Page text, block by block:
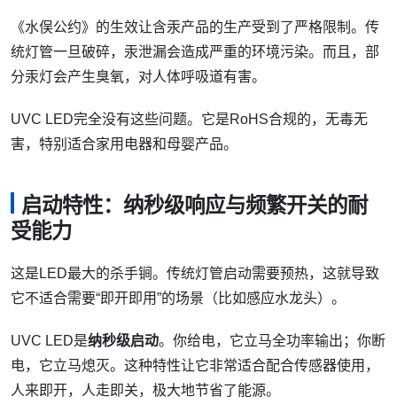
《水俣公约》的生效让含汞产品的生产受到了严格限制。传
统灯管一旦破碎，汞泄漏会造成严重的环境污染。而且，部
分汞灯会产生臭氧，对人体呼吸道有害。
UVC LED完全没有这些问题。它是RoHS合规的，无毒无
害，特别适合家用电器和母婴产品。
启动特性：纳秒级响应与频繁开关的耐
受能力
这是LED最大的杀手锏。传统灯管启动需要预热，这就导致
它不适合需要“即开即用”的场景（比如感应水龙头）。
UVC LED是纳秒级启动。你给电，它立马全功率输出；你断
电，它立马熄灭。这种特性让它非常适合配合传感器使用，
人来即开，人走即关，极大地节省了能源。